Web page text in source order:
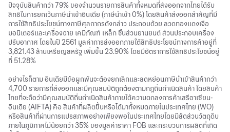
ปัจจุบันสินค้ากว่า 79% ของจำนวนรายการสินค้าทั้งหมดที่ส่งออกจากไทยได้รับ
สิทธิในการยกเว้นภาษีนำเข้าอินเดีย (ภาษีนำเข้า 0%) โดยสินค้าส่งออกสำคัญที่มี
การใช้สิทธิประโยชน์ทางภาษีศุลกากรดังกล่าว ประกอบด้วย ลวดทองแดงเจือ
มอนิเตอร์และเครื่องฉาย เคมีภัณฑ์ เหล็ก ชิ้นส่วนยานยนต์ ส่วนประกอบเครื่อง
ปรับอากาศ โดยในปี 2561 มูลค่าการส่งออกภายใต้สิทธิประโยชน์ทางการค้าอยู่ที่
3,821.43 ล้านเหรียญสหรัฐ เพิ่มขึ้น 23.90% โดยมีอัตราการใช้สิทธิประโยชน์อยู่
ที่ 51.28%
อย่างไรก็ตาม อินเดียมีข้อผูกพันจะต้องยกเลิกและลดหย่อนภาษีนำเข้าสินค้ากว่า
4,700 รายการที่ส่งออกและมีคุณสมบัติถูกต้องตามกฎถิ่นกำเนิดสินค้า โดยสินค้า
ไทยที่จะถือว่ามีคุณสมบัติถิ่นกำเนิดสินค้าภายใต้ความตกลงการค้าเสรีอาเซียน-
อินเดีย (AIFTA) คือ สินค้าที่ผลิตขึ้นหรือได้มาทั้งหมดภายในประเทศไทย (WO)
หรือสินค้าที่ผ่านการแปรสภาพอย่างเพียงพอในประเทศไทยโดยมีสัดส่วนวัตถุดิบ
ภายในภูมิภาคไม่น้อยกว่า 35% ของมูลค่าราคา FOB และกระบวนการผลิตที่เกิด